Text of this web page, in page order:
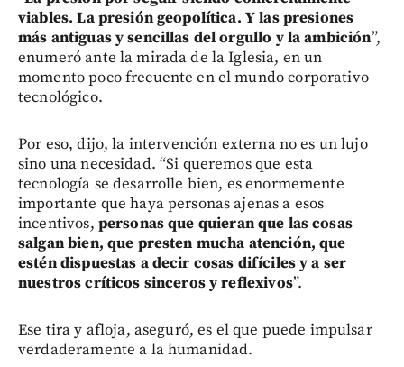
viables. La presión geopolítica. Y las presiones
más antiguas y sencillas del orgullo y la ambición”,
enumeró ante la mirada de la Iglesia, en un
momento poco frecuente en el mundo corporativo
tecnológico.
Por eso, dijo, la intervención externa no es un lujo
sino una necesidad. “Si queremos que esta
tecnología se desarrolle bien, es enormemente
importante que haya personas ajenas a esos
incentivos, personas que quieran que las cosas
salgan bien, que presten mucha atención, que
estén dispuestas a decir cosas difíciles y a ser
nuestros críticos sinceros y reflexivos”.
Ese tira y afloja, aseguró, es el que puede impulsar
verdaderamente a la humanidad.